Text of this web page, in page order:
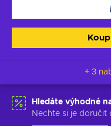
+ 3
Hledáte výhodné
Nechte si je doručit